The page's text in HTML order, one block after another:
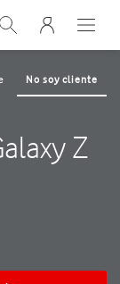
Abrir buscador. Abre
Abre
No soy cliente
Z